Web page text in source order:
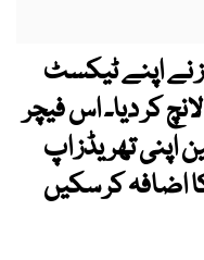
نے اپنے ٹیکسٹ
کر دیا۔ اس فیچر
اپنی تھریڈز اپ
تک کا اضافہ کر سکیں